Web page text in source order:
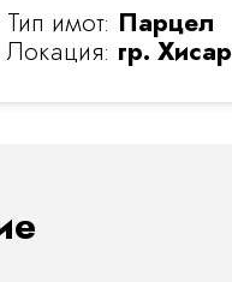
Тип имот: Парцел
Локация: гр.